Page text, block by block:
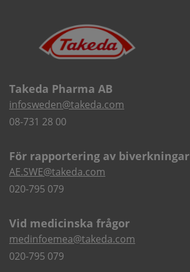
Takeda Pharma AB
infosweden@takeda.com
08-731 28 00
För rapportering av biverkningar
AE.SWE@takeda.com
020-795 079
Vid medicinska frågor
medinfoemea@takeda.com
020-795 079